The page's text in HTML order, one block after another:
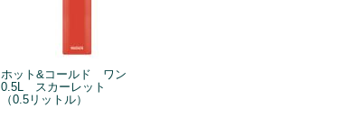
ホット&コールド ワン
0.5L スカーレット
（0.5リットル）